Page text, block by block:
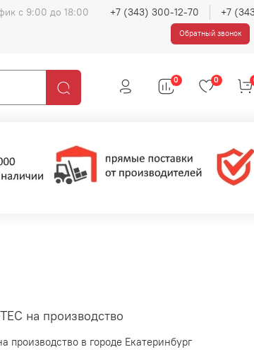
с 9:00 до 18:00 +7 (343) 300-12-70 +7
Обратный звонок
0 0
на производство
производство в городе Екатеринбург